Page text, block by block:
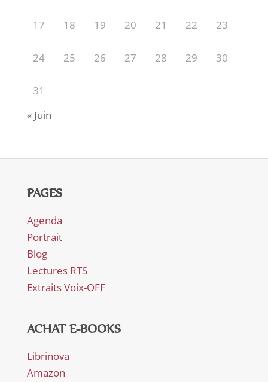
17 18 19 20 21 22 23
24 25 26 27 28 29 30
31
« Juin
PAGES
Agenda
Portrait
Blog
Lectures RTS
Extraits Voix-OFF
ACHAT E-BOOKS
Librinova
Amazon